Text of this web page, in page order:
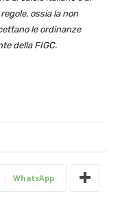
ossia la non
le ordinanze
della FIGC.
WhatsApp